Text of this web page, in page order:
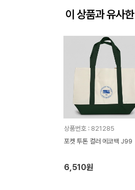
이 상품과 유사한
상품번호 : 821285
포켓 투톤 컬러 에코백 J99
6,510원